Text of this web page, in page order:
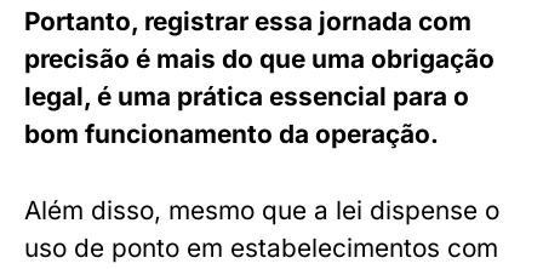
Portanto, registrar essa jornada com
precisão é mais do que uma obrigação
legal, é uma prática essencial para o
bom funcionamento da operação.
Além disso, mesmo que a lei dispense o
uso de ponto em estabelecimentos com